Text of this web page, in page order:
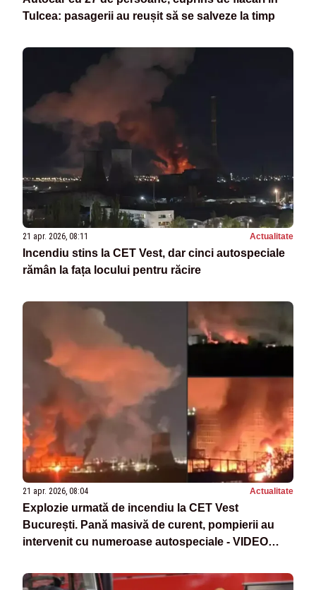
Tulcea: pasagerii au reușit să se salveze la timp
21 apr. 2026, 08:11 Actualitate
Incendiu stins la CET Vest, dar cinci autospeciale
rămân la fața locului pentru răcire
21 apr. 2026, 08:04 Actualitate
Explozie urmată de incendiu la CET Vest
București. Pană masivă de curent, pompierii au
intervenit cu numeroase autospeciale - VIDEO